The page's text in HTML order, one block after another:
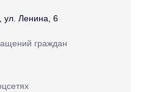
ул. Ленина, 6
граждан